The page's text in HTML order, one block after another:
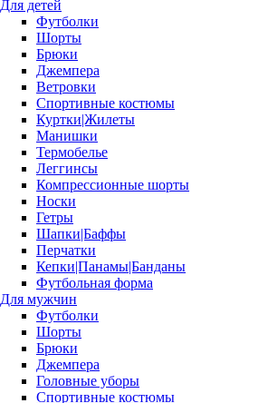
Для детей
Футболки
Шорты
Брюки
Джемпера
Ветровки
Спортивные костюмы
Куртки|Жилеты
Манишки
Термобелье
Леггинсы
Компрессионные шорты
Носки
Гетры
Шапки|Баффы
Перчатки
Кепки|Панамы|Банданы
Футбольная форма
Для мужчин
Футболки
Шорты
Брюки
Джемпера
Головные уборы
Спортивные костюмы